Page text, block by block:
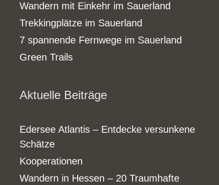
Wandern mit Einkehr im Sauerland
Trekkingplätze im Sauerland
7 spannende Fernwege im Sauerland
Green Trails
Aktuelle Beiträge
Edersee Atlantis – Entdecke versunkene
Schätze
Kooperationen
Wandern in Hessen – 20 Traumhafte